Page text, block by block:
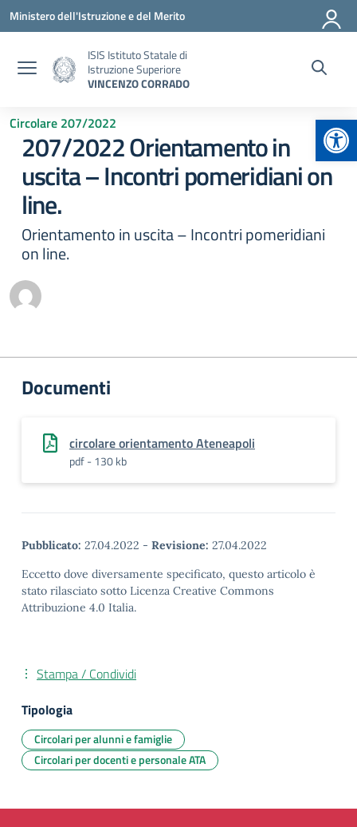
Vai ai contenuti
Vai al menu di navigazione
Vai al footer
Ministero dell'Istruzione e del Merito
ISIS Istituto Statale di
Istruzione Superiore
VINCENZO CORRADO
Circolare 207/2022
207/2022 Orientamento in
uscita – Incontri pomeridiani on
line.
Orientamento in uscita – Incontri pomeridiani
on line.
Documenti
circolare orientamento Ateneapoli
pdf - 130 kb
Pubblicato: 27.04.2022 - Revisione: 27.04.2022
Eccetto dove diversamente specificato, questo articolo è
stato rilasciato sotto Licenza Creative Commons
Attribuzione 4.0 Italia.
Stampa / Condividi
Tipologia
Circolari per alunni e famiglie
Circolari per docenti e personale ATA